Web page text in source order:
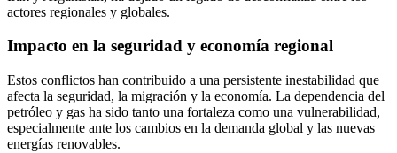
actores regionales y globales.
Impacto en la seguridad y economía regional
Estos conflictos han contribuido a una persistente inestabilidad que
afecta la seguridad, la migración y la economía. La dependencia del
petróleo y gas ha sido tanto una fortaleza como una vulnerabilidad,
especialmente ante los cambios en la demanda global y las nuevas
energías renovables.